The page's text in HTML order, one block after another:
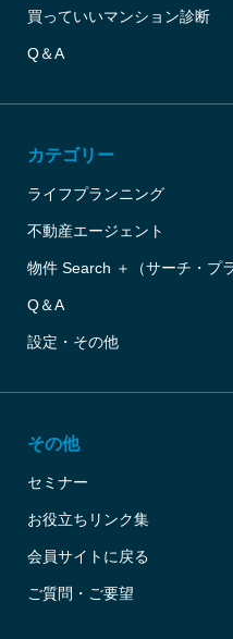
買っていいマンション診断
Q＆A
カテゴリー
ライフプランニング
不動産エージェント
物件 Search ＋（サーチ・プラ
Q＆A
設定・その他
その他
セミナー
お役立ちリンク集
会員サイトに戻る
ご質問・ご要望